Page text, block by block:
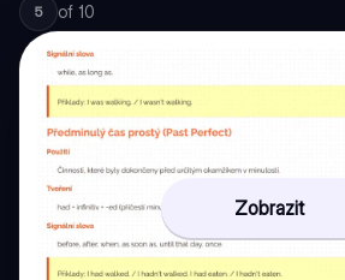
5 of 10
Zobrazit